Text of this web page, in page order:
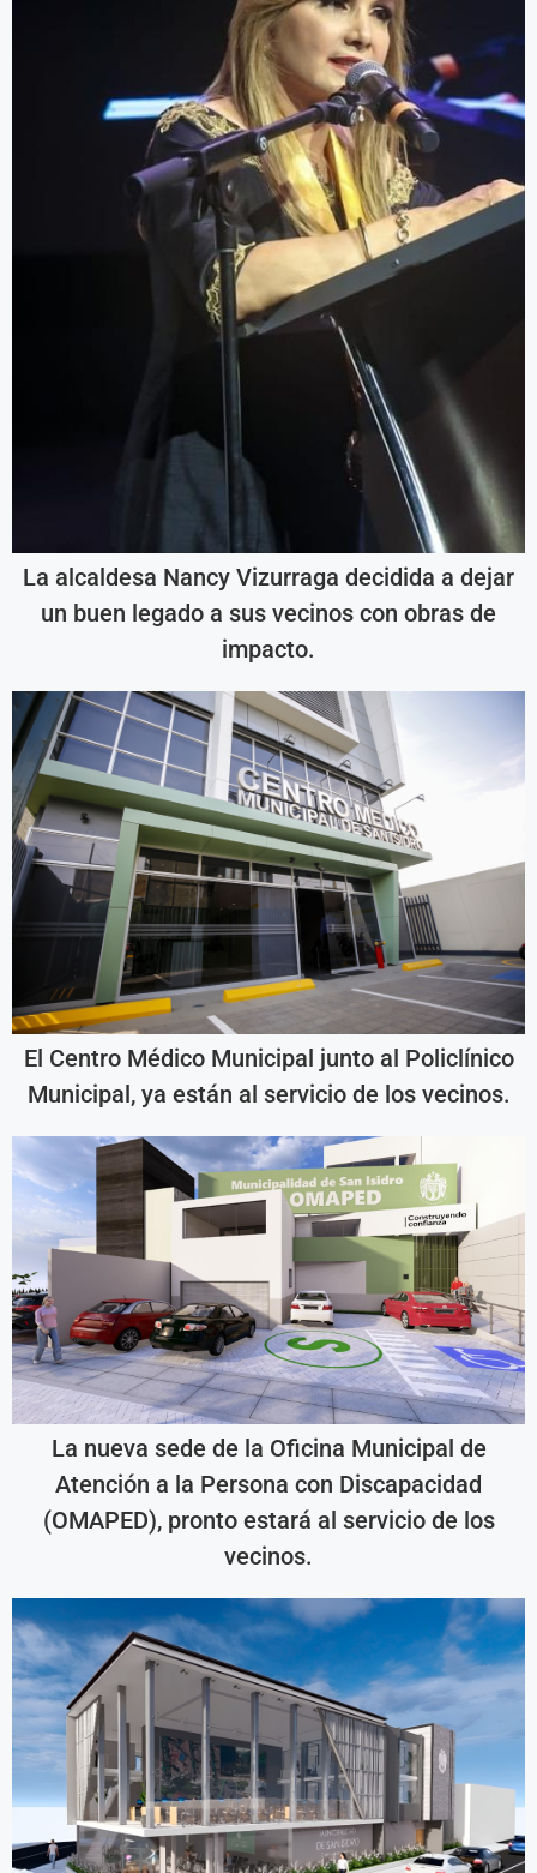
La alcaldesa Nancy Vizurraga decidida a dejar
un buen legado a sus vecinos con obras de
impacto.
El Centro Médico Municipal junto al Policlínico
Municipal, ya están al servicio de los vecinos.
La nueva sede de la Oficina Municipal de
Atención a la Persona con Discapacidad
(OMAPED), pronto estará al servicio de los
vecinos.